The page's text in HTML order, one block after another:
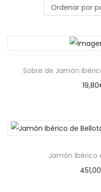
Sobre de Jamón
19,80
Jamón Ibérico
451,00